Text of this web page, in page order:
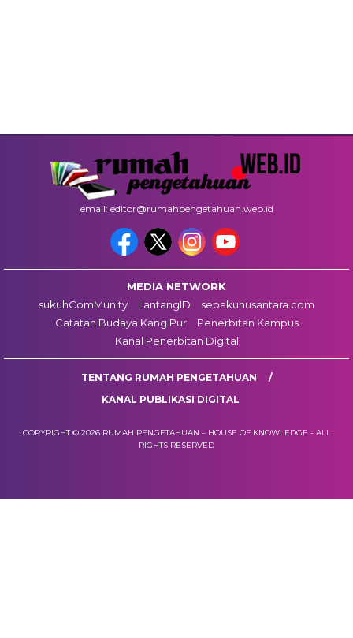
email: editor@rumahpengetahuan.web.id
MEDIA NETWORK
sukuhComMunity
LantangID
sepakunusantara.com
Catatan Budaya Kang Pur
Penerbitan Kampus
Kanal Penerbitan Digital
TENTANG RUMAH PENGETAHUAN
KANAL PUBLIKASI DIGITAL
COPYRIGHT © 2026 RUMAH PENGETAHUAN – HOUSE OF KNOWLEDGE - ALL
RIGHTS RESERVED